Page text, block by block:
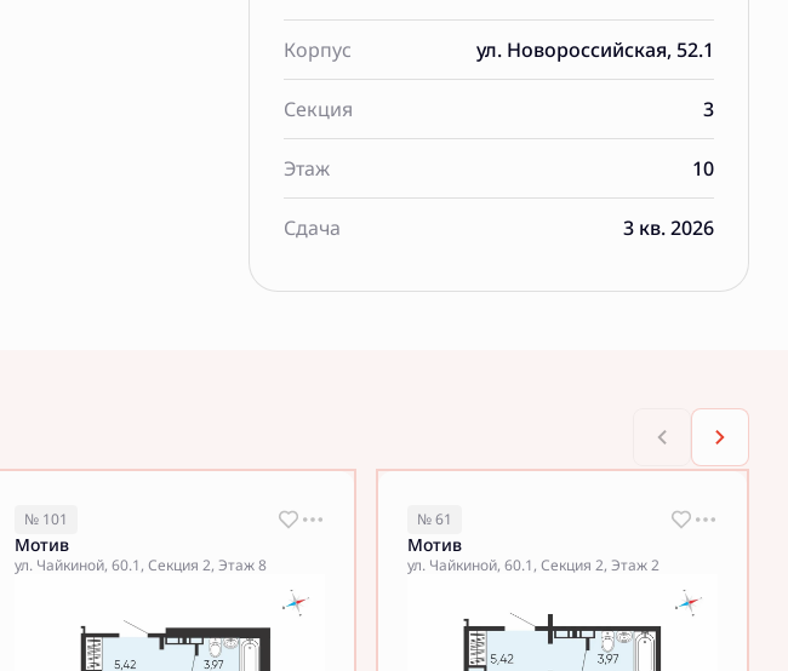
Корпус ул. Новороссийская, 52.1
Секция 3
Этаж 10
Сдача 3 кв. 2026
№ 101
Мотив
ул. Чайкиной, 60.1, Секция 2, Этаж 8
№ 61
Мотив
ул. Чайкиной, 60.1, Секция 2, Этаж 2